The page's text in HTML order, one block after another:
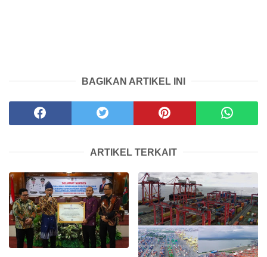
BAGIKAN ARTIKEL INI
ARTIKEL TERKAIT